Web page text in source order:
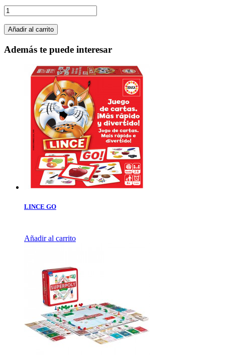
Añadir al carrito
Además te puede interesar
LINCE GO
Añadir al carrito